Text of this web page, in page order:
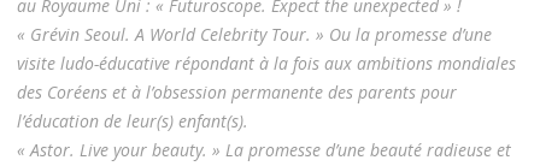
au Royaume Uni : « Futuroscope. Expect the unexpected » !
« Grévin Seoul. A World Celebrity Tour. » Ou la promesse d’une
visite ludo-éducative répondant à la fois aux ambitions mondiales
des Coréens et à l’obsession permanente des parents pour
l’éducation de leur(s) enfant(s).
« Astor. Live your beauty. » La promesse d’une beauté radieuse et